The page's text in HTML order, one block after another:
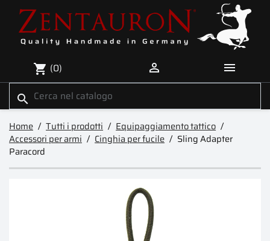
shopping_cart (0)  
search
Home Tutti i prodotti
Equipaggiamento tattico
Accessori per armi
Cinghia per fucile
Sling Adapter
Paracord